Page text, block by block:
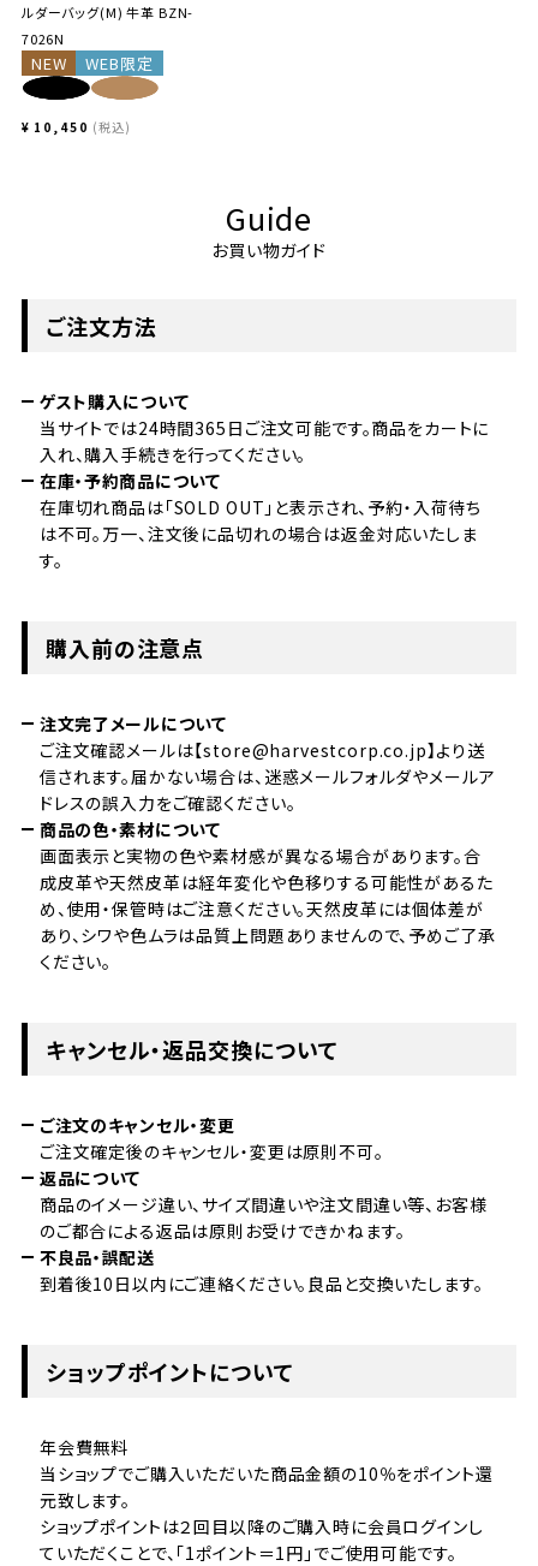
ルダーバッグ(M) 牛革 BZN-
7026N
NEW WEB限定
¥ 10,450 税込
Guide
お買い物ガイド
ご注文方法
ゲスト購入について
当サイトでは24時間365日ご注文可能です。商品をカートに
入れ、購入手続きを行ってください。
在庫・予約商品について
在庫切れ商品は「SOLD OUT」と表示され、予約・入荷待ち
は不可。万一、注文後に品切れの場合は返金対応いたしま
す。
購入前の注意点
注文完了メールについて
ご注文確認メールは【store@harvestcorp.co.jp】より送
信されます。届かない場合は、迷惑メールフォルダやメールア
ドレスの誤入力をご確認ください。
商品の色・素材について
画面表示と実物の色や素材感が異なる場合があります。合
成皮革や天然皮革は経年変化や色移りする可能性があるた
め、使用・保管時はご注意ください。天然皮革には個体差が
あり、シワや色ムラは品質上問題ありませんので、予めご了承
ください。
キャンセル・返品交換について
ご注文のキャンセル・変更
ご注文確定後のキャンセル・変更は原則不可。
返品について
商品のイメージ違い、サイズ間違いや注文間違い等、お客様
のご都合による返品は原則お受けできかねます。
不良品・誤配送
到着後10日以内にご連絡ください。良品と交換いたします。
ショップポイントについて
年会費無料
当ショップでご購入いただいた商品金額の10％をポイント還
元致します。
ショップポイントは２回目以降のご購入時に会員ログインし
ていただくことで、「1ポイント＝1円」でご使用可能です。